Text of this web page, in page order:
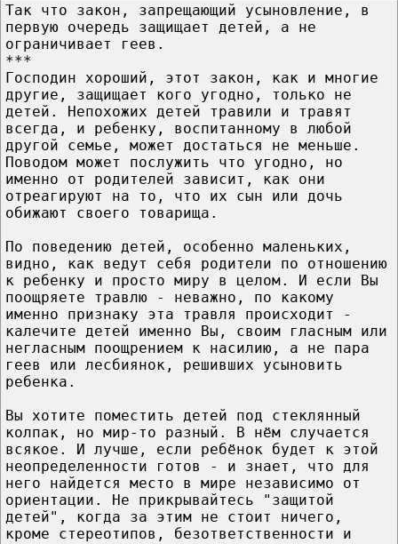
Так что закон, запрещающий усыновление, в
первую очередь защищает детей, а не
ограничивает геев.
***
Господин хороший, этот закон, как и многие
другие, защищает кого угодно, только не
детей. Непохожих детей травили и травят
всегда, и ребенку, воспитанному в любой
другой семье, может достаться не меньше.
Поводом может послужить что угодно, но
именно от родителей зависит, как они
отреагируют на то, что их сын или дочь
обижают своего товарища.
По поведению детей, особенно маленьких,
видно, как ведут себя родители по отношению
к ребенку и просто миру в целом. И если Вы
поощряете травлю - неважно, по какому
именно признаку эта травля происходит -
калечите детей именно Вы, своим гласным или
негласным поощрением к насилию, а не пара
геев или лесбиянок, решивших усыновить
ребенка.
Вы хотите поместить детей под стеклянный
колпак, но мир-то разный. В нём случается
всякое. И лучше, если ребёнок будет к этой
неопределенности готов - и знает, что для
него найдется место в мире независимо от
ориентации. Не прикрывайтесь "защитой
детей", когда за этим не стоит ничего,
кроме стереотипов, безответственности и